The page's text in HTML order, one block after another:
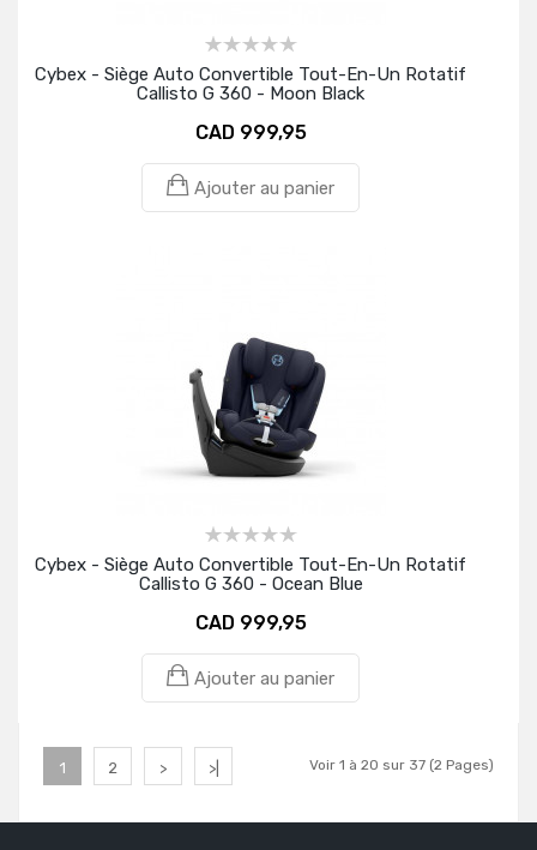
Cybex - Siège Auto Convertible Tout-En-Un Rotatif
Callisto G 360 - Moon Black
CAD 999,95
Ajouter au panier
Cybex - Siège Auto Convertible Tout-En-Un Rotatif
Callisto G 360 - Ocean Blue
CAD 999,95
Ajouter au panier
Voir 1 à 20 sur 37 (2 Pages)
1 2 > >|